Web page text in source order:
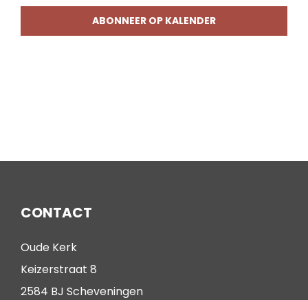
ABONNEER OP KALENDER
CONTACT
Oude Kerk
Keizerstraat 8
2584 BJ Scheveningen